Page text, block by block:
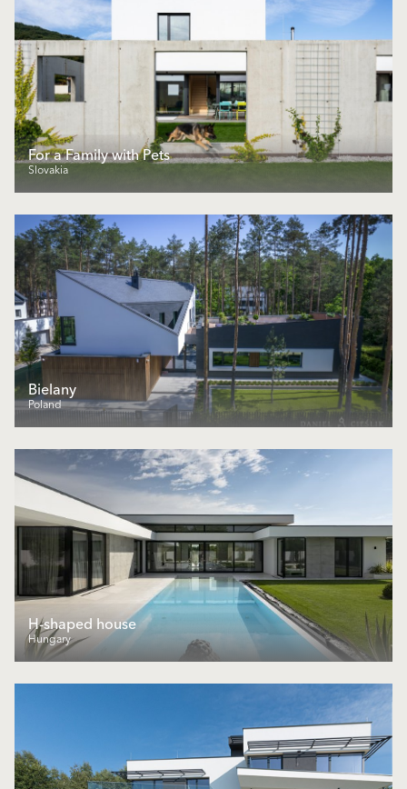
For a Family with Pets
Slovakia
Bielany
Poland
H-shaped house
Hungary